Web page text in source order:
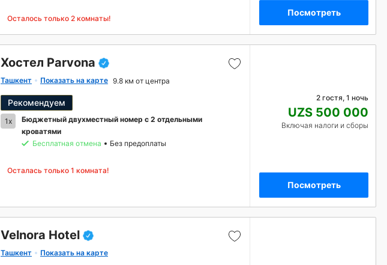
Осталось только 2 комнаты!
Посмотреть
Хостел Parvona
Ташкент Показать на карте 9.8 км от центра
Рекомендуем
1x
Бюджетный двухместный номер с 2 отдельными
кроватями
Бесплатная отмена
Без предоплаты
Осталась только 1 комната!
2 гостя, 1 ночь
UZS 500 000
Включая налоги и сборы
Посмотреть
Velnora Hotel
Ташкент Показать на карте